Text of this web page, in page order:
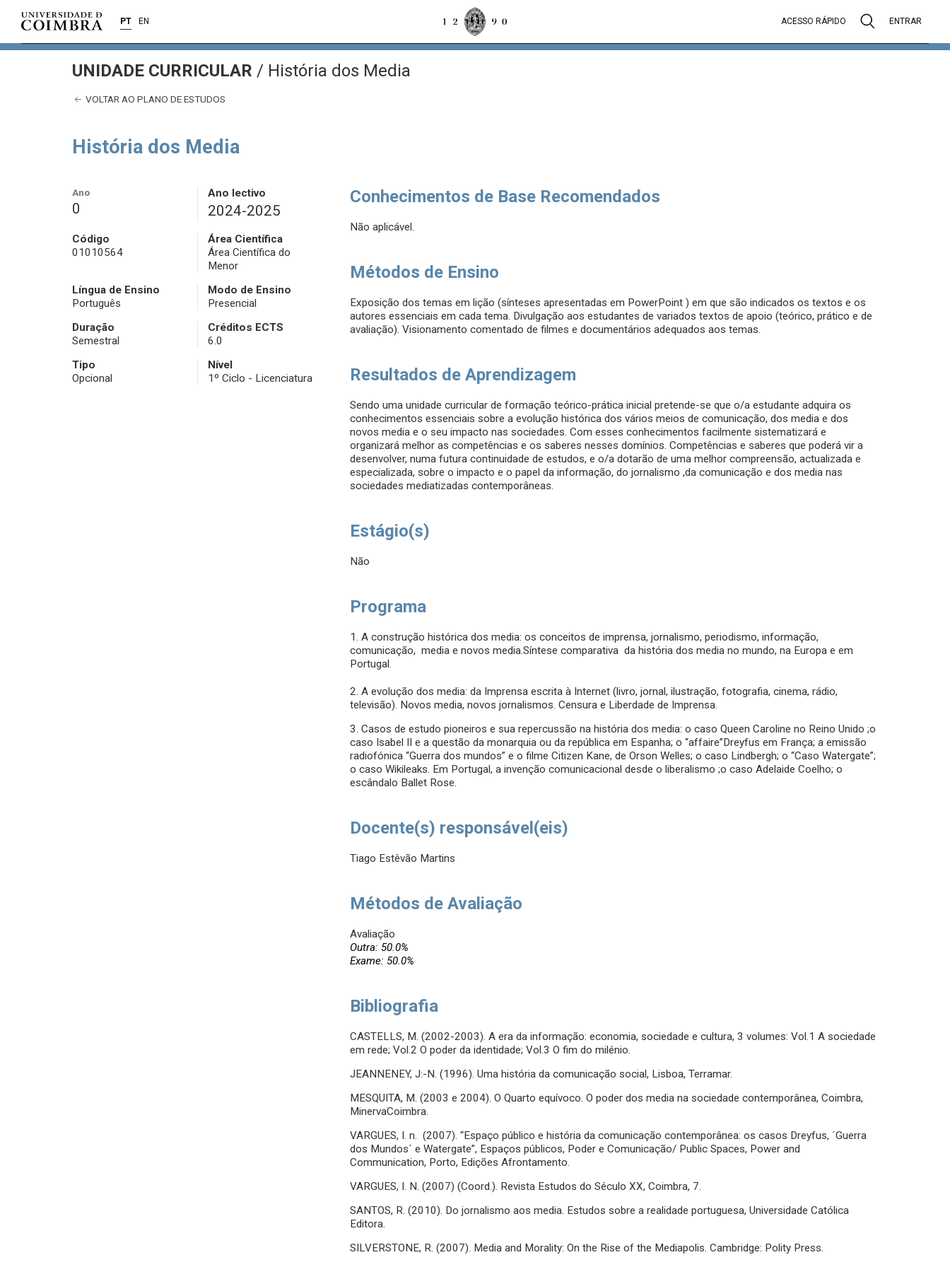
PT EN ACESSO RÁPIDO ENTRAR
UNIDADE CURRICULAR / História dos Media
VOLTAR AO PLANO DE ESTUDOS
História dos Media
Ano
0
Ano lectivo
2024-2025
Código
01010564
Área Científica
Área Científica do
Menor
Língua de Ensino
Português
Modo de Ensino
Presencial
Duração
Semestral
Créditos ECTS
6.0
Tipo
Opcional
Nível
1º Ciclo - Licenciatura
Conhecimentos de Base Recomendados
Não aplicável.
Métodos de Ensino
Exposição dos temas em lição (sínteses apresentadas em PowerPoint ) em que são indicados os textos e os
autores essenciais em cada tema. Divulgação aos estudantes de variados textos de apoio (teórico, prático e de
avaliação). Visionamento comentado de filmes e documentários adequados aos temas.
Resultados de Aprendizagem
Sendo uma unidade curricular de formação teórico-prática inicial pretende-se que o/a estudante adquira os
conhecimentos essenciais sobre a evolução histórica dos vários meios de comunicação, dos media e dos
novos media e o seu impacto nas sociedades. Com esses conhecimentos facilmente sistematizará e
organizará melhor as competências e os saberes nesses domínios. Competências e saberes que poderá vir a
desenvolver, numa futura continuidade de estudos, e o/a dotarão de uma melhor compreensão, actualizada e
especializada, sobre o impacto e o papel da informação, do jornalismo ,da comunicação e dos media nas
sociedades mediatizadas contemporâneas.
Estágio(s)
Não
Programa
1. A construção histórica dos media: os conceitos de imprensa, jornalismo, periodismo, informação,
comunicação, media e novos media.Síntese comparativa da história dos media no mundo, na Europa e em
Portugal.
2. A evolução dos media: da Imprensa escrita à Internet (livro, jornal, ilustração, fotografia, cinema, rádio,
televisão). Novos media, novos jornalismos. Censura e Liberdade de Imprensa.
3. Casos de estudo pioneiros e sua repercussão na história dos media: o caso Queen Caroline no Reino Unido ;o
caso Isabel II e a questão da monarquia ou da república em Espanha; o “affaire”Dreyfus em França; a emissão
radiofónica “Guerra dos mundos” e o filme Citizen Kane, de Orson Welles; o caso Lindbergh; o “Caso Watergate”;
o caso Wikileaks. Em Portugal, a invenção comunicacional desde o liberalismo ;o caso Adelaide Coelho; o
escândalo Ballet Rose.
Docente(s) responsável(eis)
Tiago Estêvão Martins
Métodos de Avaliação
Avaliação
Outra: 50.0%
Exame: 50.0%
Bibliografia
CASTELLS, M. (2002-2003). A era da informação: economia, sociedade e cultura, 3 volumes: Vol.1 A sociedade
em rede; Vol.2 O poder da identidade; Vol.3 O fim do milénio.
JEANNENEY, J:-N. (1996). Uma história da comunicação social, Lisboa, Terramar.
MESQUITA, M. (2003 e 2004). O Quarto equívoco. O poder dos media na sociedade contemporânea, Coimbra,
MinervaCoimbra.
VARGUES, I. n. (2007). “Espaço público e história da comunicação contemporânea: os casos Dreyfus, ´Guerra
dos Mundos´ e Watergate”, Espaços públicos, Poder e Comunicação/ Public Spaces, Power and
Communication, Porto, Edições Afrontamento.
VARGUES, I. N. (2007) (Coord.). Revista Estudos do Século XX, Coimbra, 7.
SANTOS, R. (2010). Do jornalismo aos media. Estudos sobre a realidade portuguesa, Universidade Católica
Editora.
SILVERSTONE, R. (2007). Media and Morality: On the Rise of the Mediapolis. Cambridge: Polity Press.